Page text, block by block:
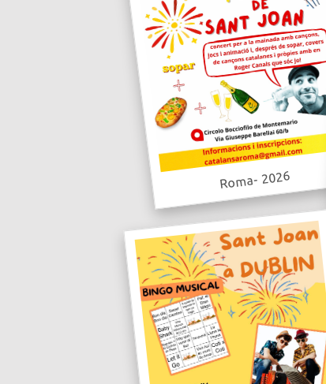
Roma- 2026